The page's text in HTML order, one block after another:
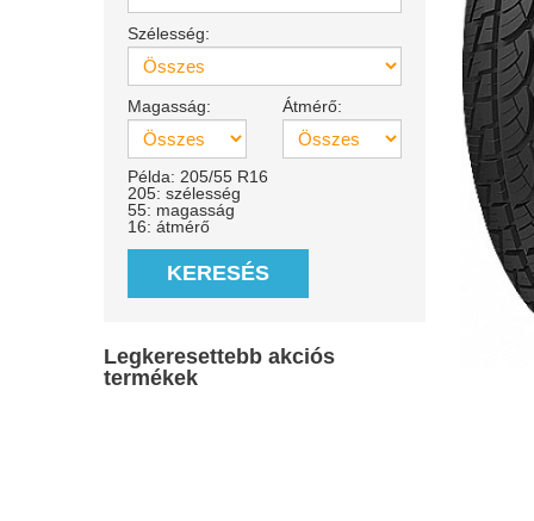
Szélesség:
Magasság: Átmérő:
Példa: 205/55 R16
205: szélesség
55: magasság
16: átmérő
KERESÉS
Legkeresettebb akciós
termékek